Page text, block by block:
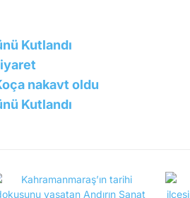
Kutlandı
nakavt oldu
Kutlandı